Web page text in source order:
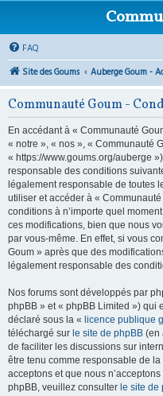
FAQ
Site des Goums
Auberge Goum -
Communauté Goum -
En accédant à « Communauté
« notre », « nos », « Communauté
« https://www.goums.org/auberge
responsable des conditions
légalement responsable de toutes
utiliser et accéder à «
conditions à n’importe quel
ces modifications, bien que nous
par vous-même. En effet, si vous
Goum » après que des
légalement responsable des
Nos forums sont développés par
phpBB » et « phpBB Limited ») qui
déclaré sous la « licence publique
téléchargé sur le site de phpBB (en
de faciliter les discussions sur
être tenu comme responsable de
acceptons et que nous
phpBB, veuillez consulter le site de